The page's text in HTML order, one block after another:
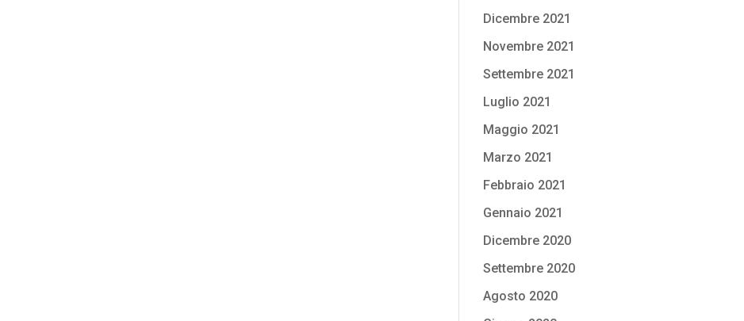
Dicembre 2021
Novembre 2021
Settembre 2021
Luglio 2021
Maggio 2021
Marzo 2021
Febbraio 2021
Gennaio 2021
Dicembre 2020
Settembre 2020
Agosto 2020